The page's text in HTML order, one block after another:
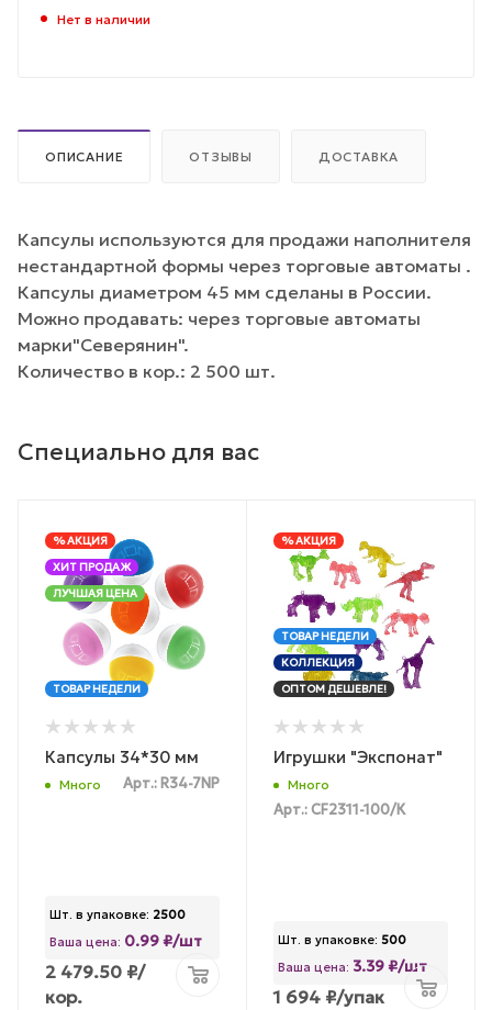
Нет в наличии
ОПИСАНИЕ ОТЗЫВЫ ДОСТАВКА
Капсулы используются для продажи наполнителя
нестандартной формы через торговые автоматы .
Капсулы диаметром 45 мм сделаны в России.
Можно продавать: через торговые автоматы
марки"Северянин".
Количество в кор.: 2 500 шт.
Специально для вас
% АКЦИЯ
ХИТ ПРОДАЖ
ЛУЧШАЯ ЦЕНА
ТОВАР НЕДЕЛИ
Капсулы 34*30 мм
Много Арт.: R34-7NP
Шт. в упаковке: 2500
Ваша цена: 0.99 ₽/шт
2 479.50 ₽/
кор.
% АКЦИЯ
ТОВАР НЕДЕЛИ
КОЛЛЕКЦИЯ
ОПТОМ ДЕШЕВЛЕ!
Игрушки "Экспонат"
Много
Арт.: CF2311-100/К
Шт. в упаковке: 500
Ваша цена: 3.39 ₽/шт
1 694 ₽/упак